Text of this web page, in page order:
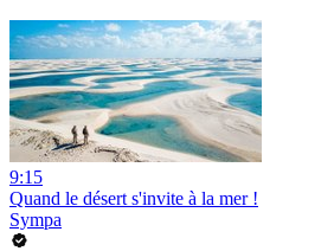
9:15
Quand le désert s'invite à la mer !
Sympa